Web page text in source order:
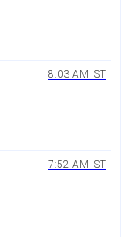
8:03 AM IST
7:52 AM IST